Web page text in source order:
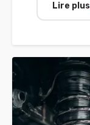
Lire plus